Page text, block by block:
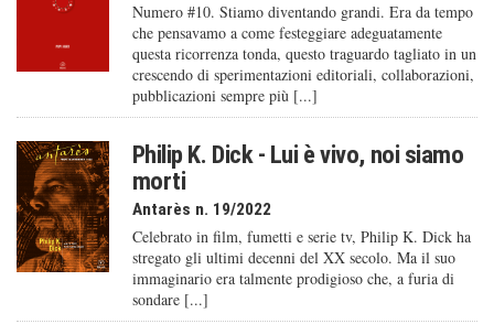
Numero #10. Stiamo diventando grandi. Era da tempo
che pensavamo a come festeggiare adeguatamente
questa ricorrenza tonda, questo traguardo tagliato in un
crescendo di sperimentazioni editoriali, collaborazioni,
pubblicazioni sempre più [...]
Philip K. Dick - Lui è vivo, noi siamo
morti
Antarès n. 19/2022
Celebrato in film, fumetti e serie tv, Philip K. Dick ha
stregato gli ultimi decenni del XX secolo. Ma il suo
immaginario era talmente prodigioso che, a furia di
sondare [...]